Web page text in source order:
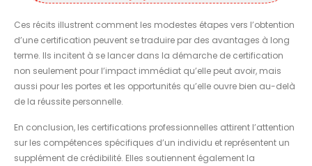
Ces récits illustrent comment les modestes étapes vers l’obtention
d’une certification peuvent se traduire par des avantages à long
terme. Ils incitent à se lancer dans la démarche de certification
non seulement pour l’impact immédiat qu’elle peut avoir, mais
aussi pour les portes et les opportunités qu’elle ouvre bien au-delà
de la réussite personnelle.
En conclusion, les certifications professionnelles attirent l’attention
sur les compétences spécifiques d’un individu et représentent un
supplément de crédibilité. Elles soutiennent également la